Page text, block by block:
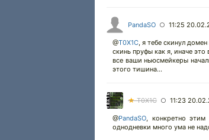
PandaSO ○ 11:25
@T0X1C, я тебе скинул
скинь пруфы как я, иначе это
все ваши ньюсмейкеры
этого тишина...
★T0X1C ○ 11:23
@PandaSO, конкретно
однодневки много ума не